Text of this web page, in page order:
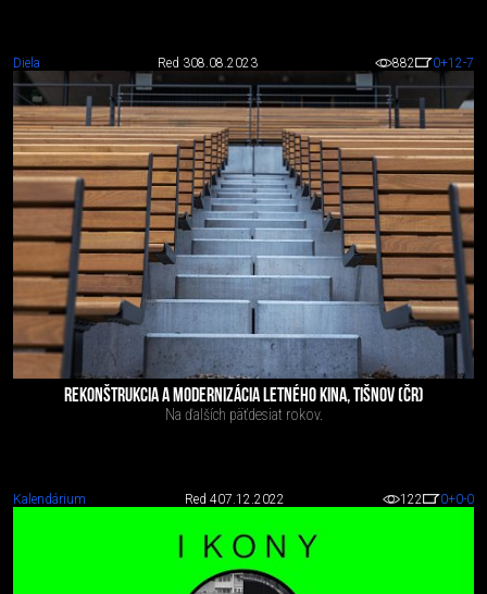
Diela Red 308.08.2023 882 0+12-7
REKONŠTRUKCIA A MODERNIZÁCIA LETNÉHO KINA, TIŠNOV (ČR)
Na ďalších päťdesiat rokov.
Kalendárium Red 407.12.2022 122 0+0-0